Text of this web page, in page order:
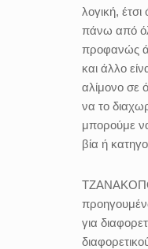
λογική,
πάνω από
προφανώς
και άλλο
αλίμονο σε
να το
μπορούμε
βία ή
για